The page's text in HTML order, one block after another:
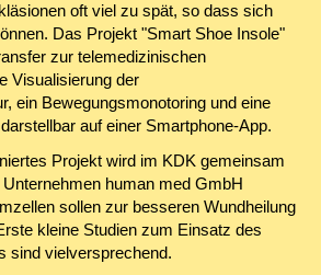
oft viel zu spät, so dass sich
Das Projekt "Smart Shoe Insole"
zur telemedizinischen
Visualisierung der
ein Bewegungsmonotoring und eine
auf einer Smartphone-App.
Projekt wird im KDK gemeinsam
human med GmbH
sollen zur besseren Wundheilung
kleine Studien zum Einsatz des
sind vielversprechend.